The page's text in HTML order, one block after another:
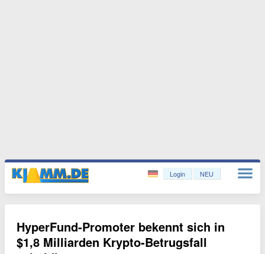
Login NEU
HyperFund-Promoter bekennt sich in
$1,8 Milliarden Krypto-Betrugsfall